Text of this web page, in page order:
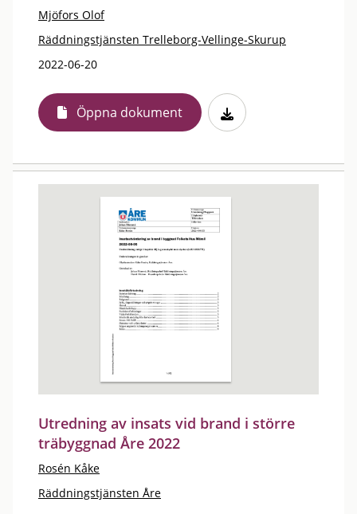
Mjöfors Olof
Räddningstjänsten Trelleborg-Vellinge-Skurup
2022-06-20
Öppna dokument
Utredning av insats vid brand i större
träbyggnad Åre 2022
Rosén Kåke
Räddningstjänsten Åre